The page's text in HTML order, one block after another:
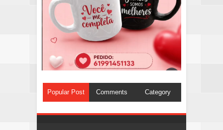
Popular Post Comments Category